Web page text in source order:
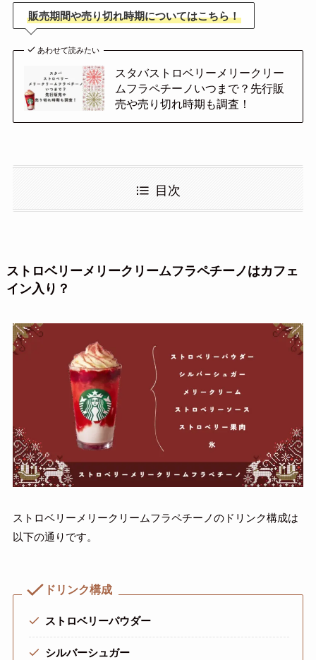
販売期間や売り切れ時期についてはこちら！
あわせて読みたい
スタバストロベリーメリークリー
ムフラペチーノいつまで？先行販
売や売り切れ時期も調査！
目次
ストロベリーメリークリームフラペチーノはカフェ
イン入り？
ストロベリーメリークリームフラペチーノのドリンク構成は
以下の通りです。
ドリンク構成
ストロベリーパウダー
シルバーシュガー